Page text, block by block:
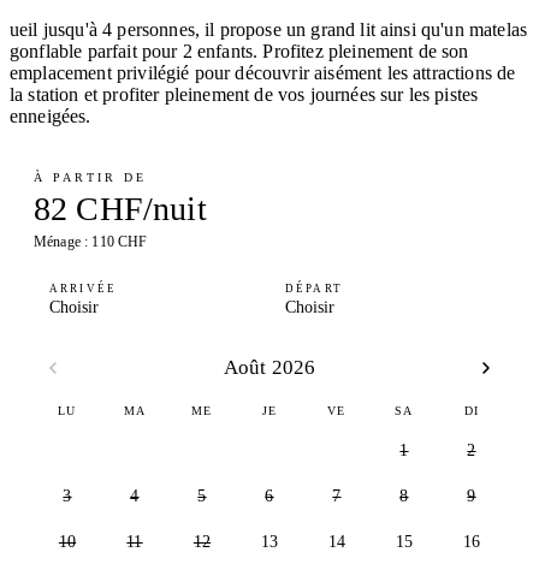
ueil jusqu'à 4 personnes, il propose un grand lit ainsi qu'un matelas
gonflable parfait pour 2 enfants. Profitez pleinement de son
emplacement privilégié pour découvrir aisément les attractions de
la station et profiter pleinement de vos journées sur les pistes
enneigées.
À PARTIR DE
82 CHF/nuit
Ménage : 110 CHF
ARRIVÉE
Choisir
DÉPART
Choisir
Août 2026
LU MA ME JE VE SA DI
1 2
3 4 5 6 7 8 9
10 11 12 13 14 15 16